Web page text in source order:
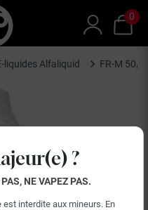
?
NE VAPEZ PAS.
interdite aux mineurs. En
0
liquides Alfaliquid FR-M 50/